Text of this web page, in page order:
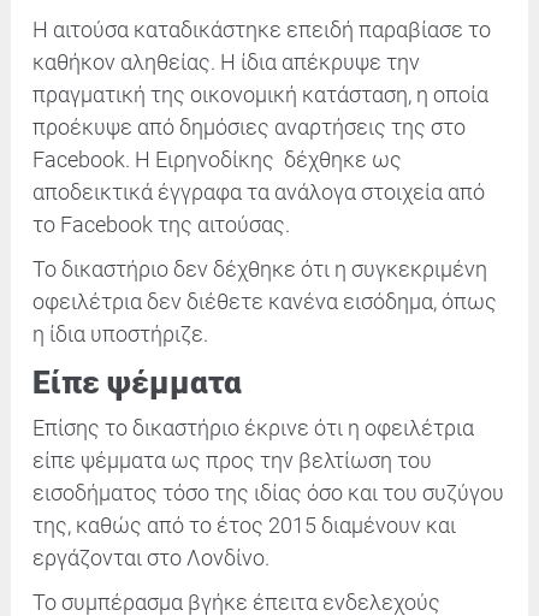
Η αιτούσα καταδικάστηκε επειδή παραβίασε το
καθήκον αληθείας. Η ίδια απέκρυψε την
πραγματική της οικονομική κατάσταση, η οποία
προέκυψε από δημόσιες αναρτήσεις της στο
Facebook. Η Ειρηνοδίκης δέχθηκε ως
αποδεικτικά έγγραφα τα ανάλογα στοιχεία από
το Facebook της αιτούσας.
Το δικαστήριο δεν δέχθηκε ότι η συγκεκριμένη
οφειλέτρια δεν διέθετε κανένα εισόδημα, όπως
η ίδια υποστήριζε.
Είπε ψέμματα
Επίσης το δικαστήριο έκρινε ότι η οφειλέτρια
είπε ψέμματα ως προς την βελτίωση του
εισοδήματος τόσο της ιδίας όσο και του συζύγου
της, καθώς από το έτος 2015 διαμένουν και
εργάζονται στο Λονδίνο.
Το συμπέρασμα βγήκε έπειτα ενδελεχούς